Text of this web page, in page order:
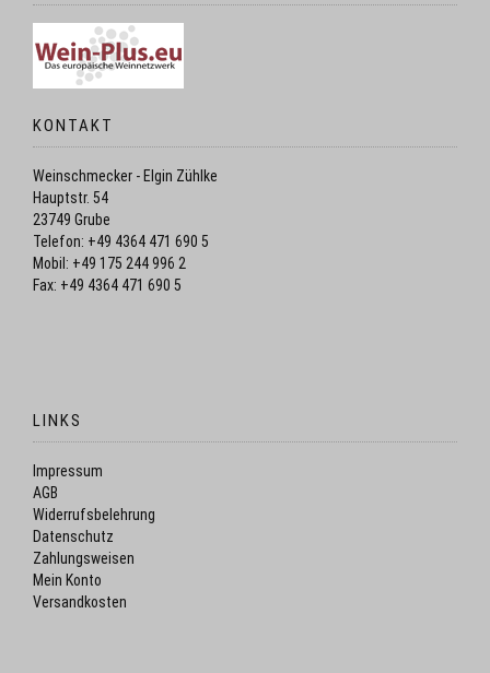
KONTAKT
Weinschmecker - Elgin Zühlke
Hauptstr. 54
23749 Grube
Telefon: +49 4364 471 690 5
Mobil: +49 175 244 996 2
Fax: +49 4364 471 690 5
LINKS
Impressum
AGB
Widerrufsbelehrung
Datenschutz
Zahlungsweisen
Mein Konto
Versandkosten